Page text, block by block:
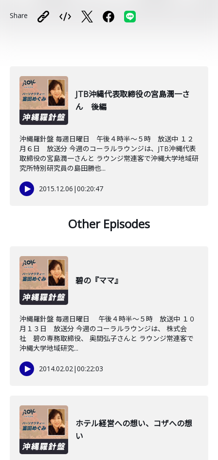
Share
JTB沖縄代表取締役の宮島潤一さ
ん 後編
沖縄羅針盤 毎週日曜日 午後４時半～５時 放送中 １２
月６日 放送分 今週のコーラルラウンジは、JTB沖縄代表
取締役の宮島潤一さんと ラウンジ常連客で沖縄大学地域研
究所特別研究員の島田勝也...
2015.12.06 |00:20:47
Other Episodes
碧の『ママ』
沖縄羅針盤 毎週日曜日 午後４時半～５時 放送中 １０
月１３日 放送分 今週のコーラルラウンジは、 株式会
社 碧の専務取締役、 奥間弘子さんと ラウンジ常連客で
沖縄大学地域研究...
2014.02.02|00:22:03
ホテル経営への想い、コザへの想
い